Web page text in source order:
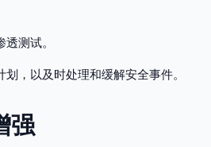
测试。
，以及时处理和缓解安全事件。
强